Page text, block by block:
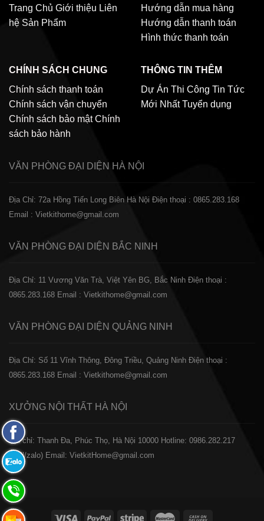
Trang Chủ Giới thiệu Liên
hệ Sản Phẩm
Hướng dẫn mua hàng
Hướng dẫn thanh toán
Hình thức thanh toán
CHÍNH SÁCH CHUNG
Chính sách thanh toán
Chính sách vận chuyển
Chính sách bảo mật Chính
sách bảo hành
THÔNG TIN THÊM
Dự Án Thi Công Tin Tức
Mới Nhất Tuyển dụng
VĂN PHÒNG ĐẠI DIỆN HÀ NỘI
Địa Chỉ: 72a Hồng Tiến Long Biên Hà Nội Điện thoại : 0865.283.168
Email : Vietkithome@gmail.com
VĂN PHÒNG ĐẠI DIỆN BẮC NINH
Địa Chỉ: 11 Vương Văn Trà, Việt Yên BG, Bắc Ninh Điện thoại :
0865.283.168 Email : Vietkithome@gmail.com
VĂN PHÒNG ĐẠI DIỆN QUẢNG NINH
Địa Chỉ: Số 11 Vĩnh Thông, Đông Triều, Quảng Ninh Điện thoại :
0865.283.168 Email : Vietkithome@gmail.com
XƯỞNG NỘI THẤT HÀ NỘI
️Địa chỉ: Thanh Đa, Phúc Thọ, Hà Nội 10000 Hotline: 0986.282.217
(Call/zalo) Email: VietkitHome@gmail.com
Fanpage
Facebook
Zalo:
0865.283.168
Hotline:
0865.283.168